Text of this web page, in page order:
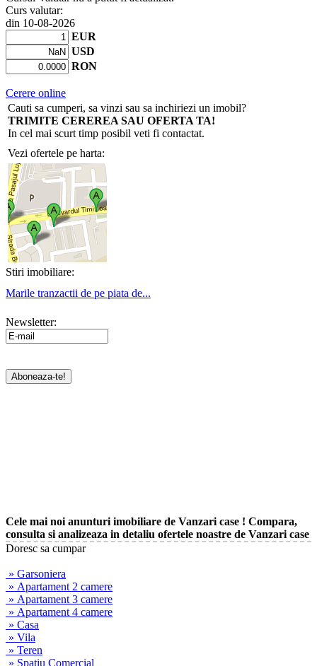
Curs valutar:
din 10-08-2026
EUR
USD
RON
Cerere online
Cauti sa cumperi, sa vinzi sau sa inchiriezi un imobil?
TRIMITE CEREREA SAU OFERTA TA!
In cel mai scurt timp posibil veti fi contactat.
Vezi ofertele pe harta:
Stiri imobiliare:
Marile tranzactii de pe piata de...
Newsletter:
Cele mai noi anunturi imobiliare de Vanzari case ! Compara,
consulta si analizeaza in detaliu ofertele noastre de Vanzari case
Doresc sa cumpar
» Garsoniera
» Apartament 2 camere
» Apartament 3 camere
» Apartament 4 camere
» Casa
» Vila
» Teren
» Spatiu Comercial